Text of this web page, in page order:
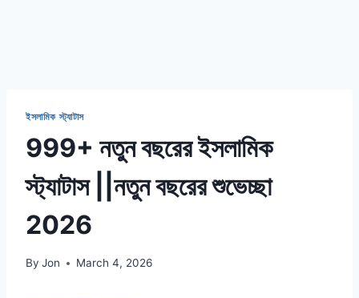
ইসলামিক স্ট্যাটাস
999+ নতুন বছরের ইসলামিক
স্ট্যাটাস ||নতুন বছরের শুভেচ্ছা
2026
By Jon March 4, 2026